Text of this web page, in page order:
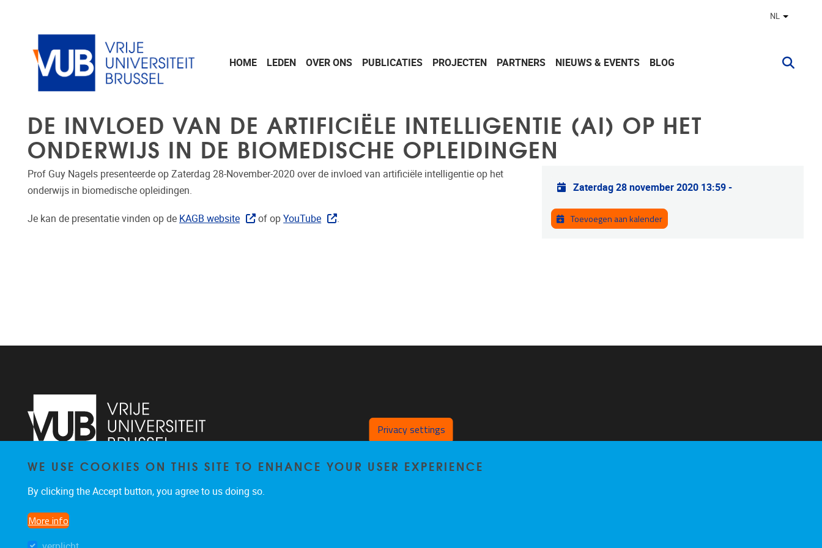
NL Andere
HOME LEDEN OVER ONS PUBLICATIES PROJECTEN PARTNERS NIEUWS & EVENTS BLOG
DE INVLOED VAN DE ARTIFICIËLE INTELLIGENTIE (AI) OP HET
ONDERWIJS IN DE BIOMEDISCHE OPLEIDINGEN
Prof Guy Nagels presenteerde op Zaterdag 28-November-2020 over de invloed van artificiële intelligentie op het
onderwijs in biomedische opleidingen.
Je kan de presentatie vinden op de KAGB website of opYouTube .
Praktische info
Zaterdag 28 november 2020 13:59-
Toevoegen aan kalender
02 629 10 45
jeroen.van.schependom@vub.be
Privacy settings
WE USE COOKIES ON THIS SITE TO ENHANCE YOUR USER EXPERIENCE
By clicking the Accept button, you agree to us doing so.
More info